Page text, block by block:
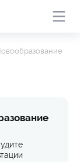
Проверить
симптомы